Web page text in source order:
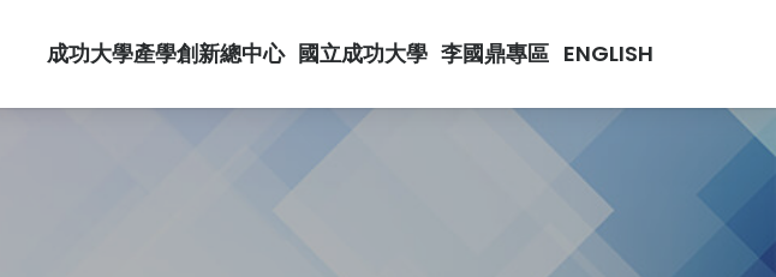
成功大學產學創新總中心 國立成功大學 李國鼎專區 ENGLISH